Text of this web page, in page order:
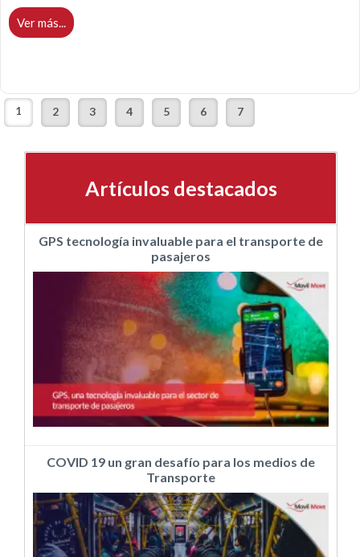
Ver más...
1 2 3 4 5 6 7
Artículos destacados
GPS tecnología invaluable para el transporte de
pasajeros
COVID 19 un gran desafío para los medios de
Transporte